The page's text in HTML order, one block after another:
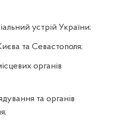
устрій України;
та Севастополя;
органів
та органів